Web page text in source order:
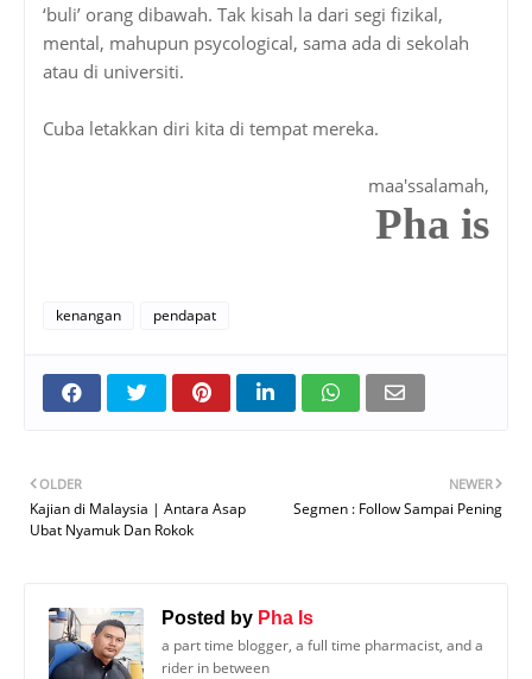
‘buli’ orang dibawah. Tak kisah la dari segi fizikal,
mental, mahupun psycological, sama ada di sekolah
atau di universiti.
Cuba letakkan diri kita di tempat mereka.
maa'ssalamah,
Pha is
kenangan pendapat
NEWER
Segmen : Follow Sampai Pening
OLDER
Kajian di Malaysia | Antara Asap
Ubat Nyamuk Dan Rokok
Posted by Pha Is
a part time blogger, a full time pharmacist, and a
rider in between